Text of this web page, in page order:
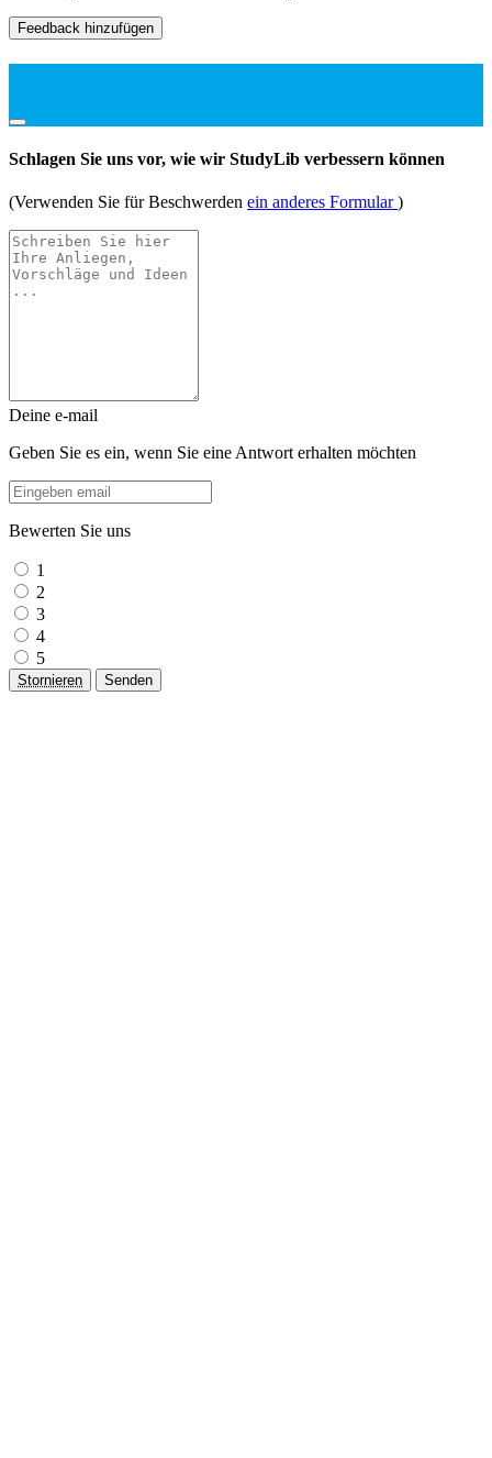
Feedback hinzufügen
Schlagen Sie uns vor, wie wir StudyLib verbessern können
(Verwenden Sie für Beschwerden ein anderes Formular)
Deine e-mail
Geben Sie es ein, wenn Sie eine Antwort erhalten möchten
Bewerten Sie uns
1
2
3
4
5
Stornieren Senden